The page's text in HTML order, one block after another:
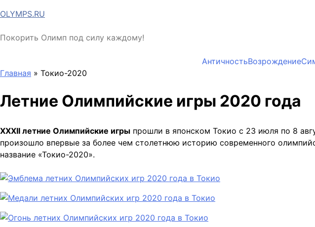
Перейти
содержимому
OLYMPS.RU
Покорить Олимп под силу каждому!
АнтичностьВозрождение
Главная » Токио-2020
Летние Олимпийские игры 2020 года
XXXII летние Олимпийские игры прошли в японском Токио с 23 июля по 8
произошло впервые за более чем столетнюю историю современного
название «Токио-2020».